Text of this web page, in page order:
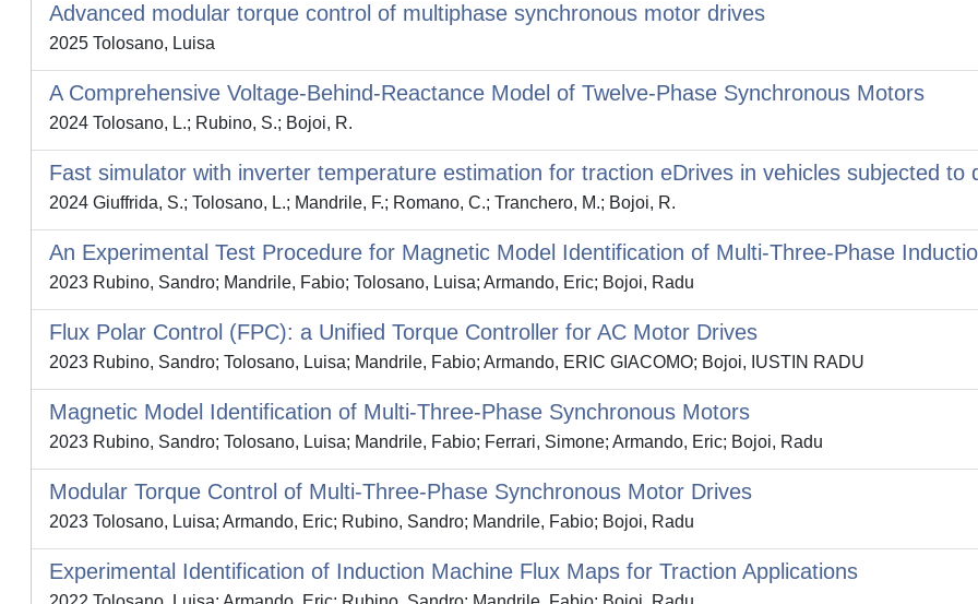
Advanced modular torque control of multiphase synchronous motor drives
2025 Tolosano, Luisa
A Comprehensive Voltage-Behind-Reactance Model of Twelve-Phase Synchronous Motors
2024 Tolosano, L.; Rubino, S.; Bojoi, R.
Fast simulator with inverter temperature estimation for traction eDrives in vehicles subjected to
2024 Giuffrida, S.; Tolosano, L.; Mandrile, F.; Romano, C.; Tranchero, M.; Bojoi, R.
An Experimental Test Procedure for Magnetic Model Identification of Multi-Three-Phase
2023 Rubino, Sandro; Mandrile, Fabio; Tolosano, Luisa; Armando, Eric; Bojoi, Radu
Flux Polar Control (FPC): a Unified Torque Controller for AC Motor Drives
2023 Rubino, Sandro; Tolosano, Luisa; Mandrile, Fabio; Armando, ERIC GIACOMO; Bojoi, IUSTIN RADU
Magnetic Model Identification of Multi-Three-Phase Synchronous Motors
2023 Rubino, Sandro; Tolosano, Luisa; Mandrile, Fabio; Ferrari, Simone; Armando, Eric; Bojoi, Radu
Modular Torque Control of Multi-Three-Phase Synchronous Motor Drives
2023 Tolosano, Luisa; Armando, Eric; Rubino, Sandro; Mandrile, Fabio; Bojoi, Radu
Experimental Identification of Induction Machine Flux Maps for Traction Applications